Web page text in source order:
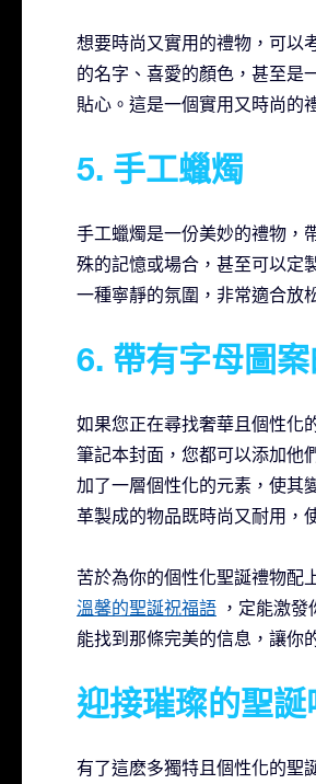
想要時尚又實用的禮物，可以
的名字、喜愛的顏色，甚至是
貼心。這是一個實用又時尚的
5. 手工蠟燭
手工蠟燭是一份美妙的禮物，
殊的記憶或場合，甚至可以定
一種寧靜的氛圍，非常適合放
6. 帶有字母圖
如果您正在尋找奢華且個性化
筆記本封面，您都可以添加他
加了一層個性化的元素，使其
革製成的物品既時尚又耐用，
苦於為你的個性化聖誕禮物
溫馨的聖誕祝福語 ，定能激
能找到那條完美的信息，讓你
迎接璀璨的聖誕
有了這麽多獨特且個性化的聖